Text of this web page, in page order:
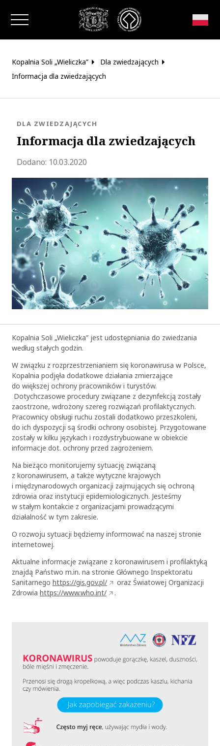
Zamknij okno
Kopalnia Soli „Wieliczka”
Dla zwiedzających
Informacja dla zwiedzających
Informacja dla zwiedzających
KATEGORIA:
DLA ZWIEDZAJĄCYCH
Dodano: 10.03.2020Zaktualizowano 2020-05-19 15:31:35
Kopalnia Soli „Wieliczka” jest udostępniania do zwiedzania
według stałych godzin.
W związku z rozprzestrzenianiem się koronawirusa w Polsce,
Kopalnia podjęła dodatkowe działania zmierzające
do większej ochrony pracowników i turystów.
Dotychczasowe procedury związane z dezynfekcją zostały
zaostrzone, wdrożony szereg rozwiązań profilaktycznych.
Pracownicy obsługi ruchu zostali dodatkowo przeszkoleni,
do ich dyspozycji są środki ochrony osobistej. Przygotowane
zostały w kilku językach i rozdystrybuowane w obiekcie
informacje dot. ochrony przed zagrożeniem.
Na bieżąco monitorujemy sytuację związaną
z koronawirusem, a także wytyczne krajowych
i międzynarodowych organizacji zajmujących się ochroną
zdrowia oraz instytucji epidemiologicznych. Jesteśmy
w stałym kontakcie z organizacjami prowadzącymi
działalność w tym zakresie.
O rozwoju sytuacji będziemy informować na naszej stronie
internetowej.
Aktualne informacje związane z koronawirusem i profilaktyką
znajdą Państwo m.in. na stronie Głównego Inspektoratu
Sanitarnego https://gis.gov.pl/
oraz Światowej Organizacji
Zdrowia https://www.who.int/ .